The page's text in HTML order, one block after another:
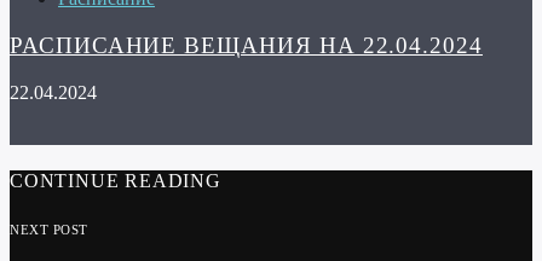
РАСПИСАНИЕ ВЕЩАНИЯ НА 22.04.2024
22.04.2024
CONTINUE READING
NEXT POST